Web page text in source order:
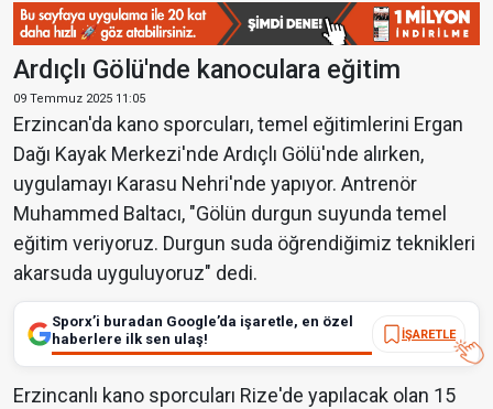
Ardıçlı Gölü'nde kanoculara eğitim
09 Temmuz 2025 11:05
Erzincan'da kano sporcuları, temel eğitimlerini Ergan
Dağı Kayak Merkezi'nde Ardıçlı Gölü'nde alırken,
uygulamayı Karasu Nehri'nde yapıyor. Antrenör
Muhammed Baltacı, "Gölün durgun suyunda temel
eğitim veriyoruz. Durgun suda öğrendiğimiz teknikleri
akarsuda uyguluyoruz" dedi.
Sporx’i buradan Google’da işaretle, en özel
haberlere ilk sen ulaş!
İŞARETLE
Erzincanlı kano sporcuları Rize'de yapılacak olan 15